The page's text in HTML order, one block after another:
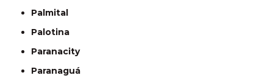
Palmital
Palotina
Paranacity
Paranaguá